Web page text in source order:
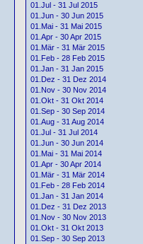
01.Jul - 31 Jul 2015
01.Jun - 30 Jun 2015
01.Mai - 31 Mai 2015
01.Apr - 30 Apr 2015
01.Mär - 31 Mär 2015
01.Feb - 28 Feb 2015
01.Jan - 31 Jan 2015
01.Dez - 31 Dez 2014
01.Nov - 30 Nov 2014
01.Okt - 31 Okt 2014
01.Sep - 30 Sep 2014
01.Aug - 31 Aug 2014
01.Jul - 31 Jul 2014
01.Jun - 30 Jun 2014
01.Mai - 31 Mai 2014
01.Apr - 30 Apr 2014
01.Mär - 31 Mär 2014
01.Feb - 28 Feb 2014
01.Jan - 31 Jan 2014
01.Dez - 31 Dez 2013
01.Nov - 30 Nov 2013
01.Okt - 31 Okt 2013
01.Sep - 30 Sep 2013